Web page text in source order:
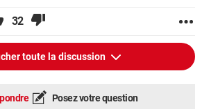
32
toute la discussion
Posez votre question